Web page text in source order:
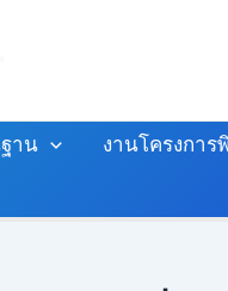
าน งานโครงการ